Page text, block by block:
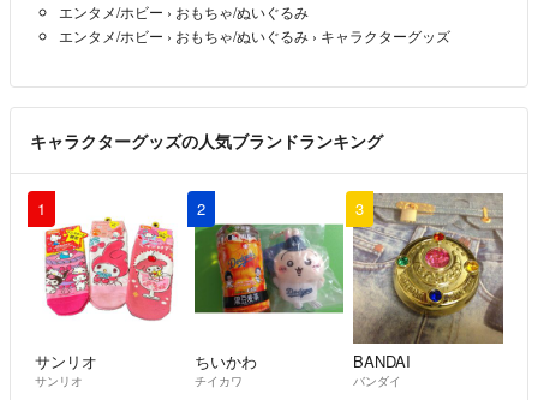
エンタメ/ホビー › おもちゃ/ぬいぐるみ
エンタメ/ホビー › おもちゃ/ぬいぐるみ › キャラクターグッズ
キャラクターグッズの人気ブランドランキング
1
サンリオ
サンリオ
2
ちいかわ
チイカワ
3
BANDAI
バンダイ